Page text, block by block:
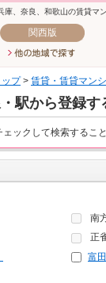
、奈良、和歌山の賃貸マ
関西版
プ> 賃貸・賃貸マン
駅から登録す
ックして検索するこ
南
正
富